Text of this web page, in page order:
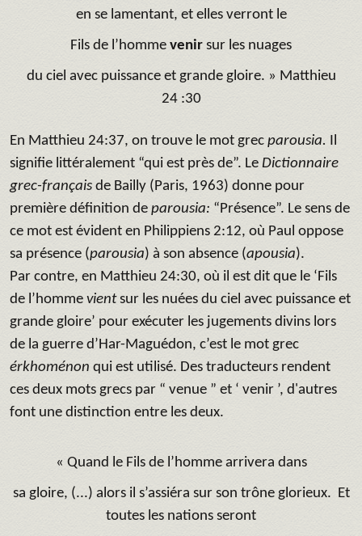
en se lamentant, et elles verront le
Fils de l’homme venir sur les nuages
du ciel avec puissance et grande gloire. » Matthieu
24 :30
En Matthieu 24:37, on trouve le mot grec parousia. Il
signifie littéralement “qui est près de”. Le Dictionnaire
grec-français de Bailly (Paris, 1963) donne pour
première définition de parousia: “Présence”. Le sens de
ce mot est évident en Philippiens 2:12, où Paul oppose
sa présence (parousia) à son absence (apousia).
Par contre, en Matthieu 24:30, où il est dit que le ‘Fils
de l’homme vientsur les nuées du ciel avec puissance et
grande gloire’ pour exécuter les jugements divins lors
de la guerre d’Har-Maguédon, c’est le mot grec
érkhoménon qui est utilisé. Des traducteurs rendent
ces deux mots grecs par “ venue ” et ‘ venir ’, d'autres
font une distinction entre les deux.
« Quand le Fils de l’homme arrivera dans
sa gloire, (...) alors il s’assiéra sur son trône glorieux. Et
toutes les nations seront